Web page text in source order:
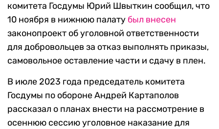
комитета Госдумы Юрий Швыткин сообщил, что
10 ноября в нижнюю палату был внесен
законопроект об уголовной ответственности
для добровольцев за отказ выполнять приказы,
самовольное оставление части и сдачу в плен.
В июле 2023 года председатель комитета
Госдумы по обороне Андрей Картаполов
рассказал о планах внести на рассмотрение в
осеннюю сессию уголовное наказание для